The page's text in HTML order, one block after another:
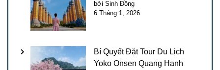
bởi Sinh Đồng
6 Tháng 1, 2026
Bí Quyết Đặt Tour Du Lịch
Yoko Onsen Quang Hanh